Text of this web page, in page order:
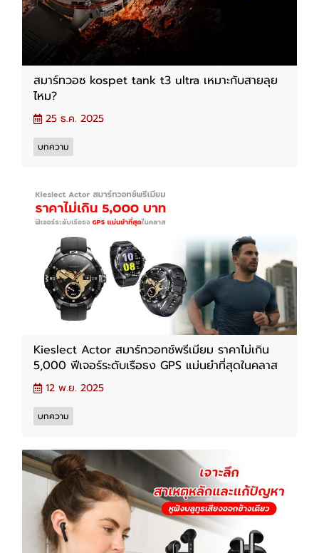
สมาร์ทวอซ kospet tank t3 ultra เหมาะกับสายลุย
ไหม?
25 ธ.ค. 2025
บทความ
Kieslect Actor สมาร์ทวอทช์พรีเมียม ราคาไม่เกิน
5,000 ฟีเจอร์ระดับเรือธง GPS แม่นยำที่สุดในคลาส
12 พ.ย. 2025
บทความ